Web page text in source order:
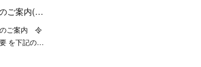
ご案内(…
ご案内 令
を下記の…